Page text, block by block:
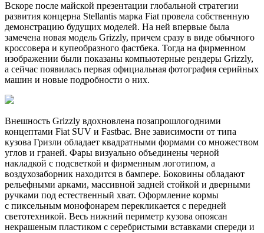
Вскоре после майской презентации глобальной стратегии
развития концерна Stellantis марка Fiat провела собственную
демонстрацию будущих моделей. На ней впервые была
замечена новая модель Grizzly, причем сразу в виде обычного
кроссовера и купеобразного фастбека. Тогда на фирменном
изображении были показаны компьютерные рендеры Grizzly,
а сейчас появилась первая официальная фотография серийных
машин и новые подробности о них.
Внешность Grizzly вдохновлена позапрошлогодними
концептами Fiat SUV и Fastbac. Вне зависимости от типа
кузова Гризли обладает квадратными формами со множеством
углов и граней. Фары визуально объединены черной
накладкой с подсветкой и фирменным логотипом, а
воздухозаборник находится в бампере. Боковины обладают
рельефными арками, массивной задней стойкой и дверными
ручками под естественный хват. Оформление кормы
с пиксельным монофонарем перекликается с передней
светотехникой. Весь нижний периметр кузова опоясан
некрашеным пластиком с серебристыми вставками спереди и